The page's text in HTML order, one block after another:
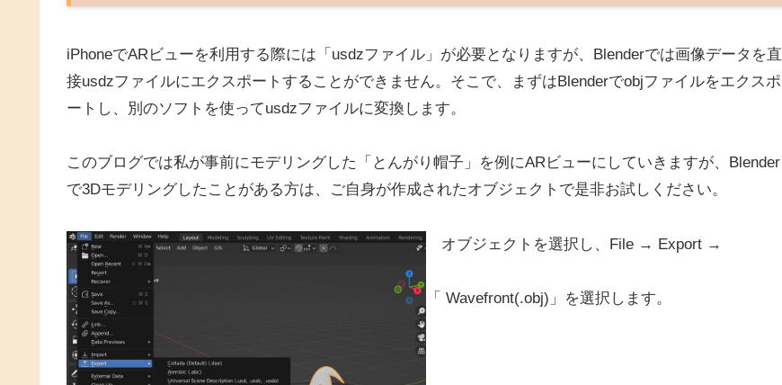
iPhoneでARビューを利用する際には「usdzファイル」が必要となりますが、Blenderでは画像データを直
接usdzファイルにエクスポートすることができません。そこで、まずはBlenderでobjファイルをエクスポ
ートし、別のソフトを使ってusdzファイルに変換します。
このブログでは私が事前にモデリングした「とんがり帽子」を例にARビューにしていきますが、Blender
で3Dモデリングしたことがある方は、ご自身が作成されたオブジェクトで是非お試しください。
オブジェクトを選択し、File → Export →
「 Wavefront(.obj)」を選択します。